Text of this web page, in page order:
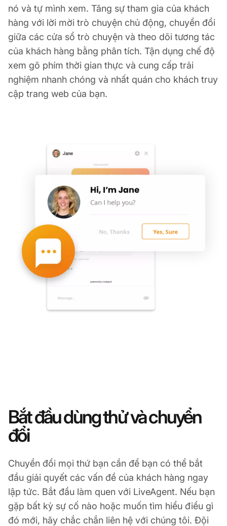
nó và tự mình xem. Tăng sự tham gia của khách
hàng với lời mời trò chuyện chủ động, chuyển đổi
giữa các cửa sổ trò chuyện và theo dõi tương tác
của khách hàng bằng phân tích. Tận dụng chế độ
xem gõ phím thời gian thực và cung cấp trải
nghiệm nhanh chóng và nhất quán cho khách truy
cập trang web của bạn.
Bắt đầu dùng thử và chuyển
đổi
Chuyển đổi mọi thứ bạn cần để bạn có thể bắt
đầu giải quyết các vấn đề của khách hàng ngay
lập tức. Bắt đầu làm quen với LiveAgent. Nếu bạn
gặp bất kỳ sự cố nào hoặc muốn tìm hiểu điều gì
đó mới, hãy chắc chắn liên hệ với chúng tôi. Đội